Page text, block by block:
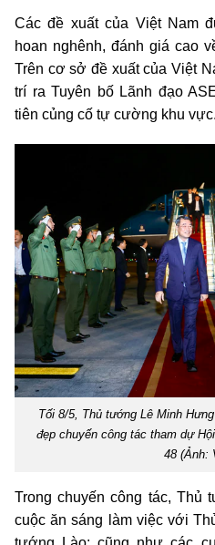
Các đề xuất của Việt Nam
hoan nghênh, đánh giá cao
Trên cơ sở đề xuất của Việt
trí ra Tuyên bố Lãnh đạo
tiên củng cố tự cường khu vực.
Tối 8/5, Thủ tướng Lê Minh
đẹp chuyến công tác tham dự
48 (Ảnh:
Trong chuyến công tác, Thủ
cuộc ăn sáng làm việc với